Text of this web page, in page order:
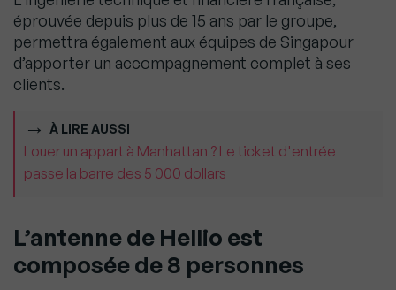
éprouvée depuis plus de 15 ans par le groupe,
permettra également aux équipes de Singapour
d’apporter un accompagnement complet à ses
clients.
À LIRE AUSSI
Louer un appart à Manhattan ? Le ticket d'entrée
passe la barre des 5 000 dollars
L’antenne de Hellio est
composée de 8 personnes